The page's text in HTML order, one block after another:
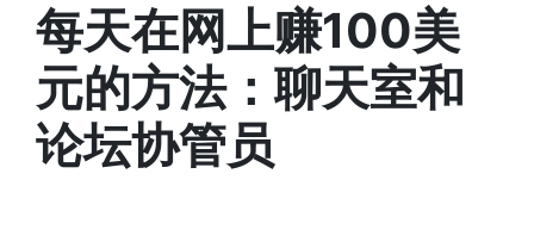
每天在网上赚100美
元的方法：聊天室和
论坛协管员